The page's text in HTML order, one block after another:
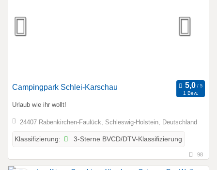
Campingpark Schlei-Karschau
1 Bew.
Urlaub wie ihr wollt!
24407 Rabenkirchen-Faulück, Schleswig-Holstein, Deutschland
Klassifizierung: 3-Sterne BVCD/DTV-Klassifizierung
98